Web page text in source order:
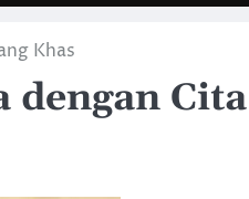
Khas
dengan Cita